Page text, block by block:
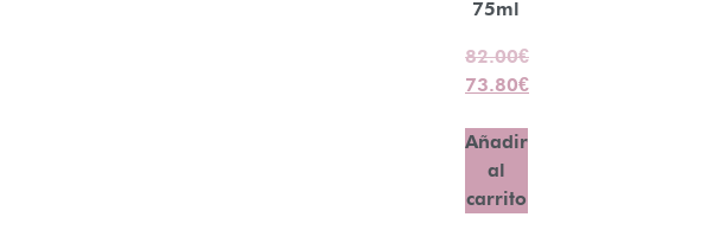
75ml
82.00€
73.80€
Añadir
al
carrito